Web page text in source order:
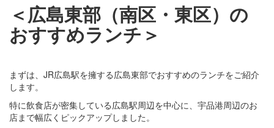
＜広島東部（南区・東区）の
おすすめランチ＞
まずは、JR広島駅を擁する広島東部でおすすめのランチをご紹介
します。
特に飲食店が密集している広島駅周辺を中心に、宇品港周辺のお
店まで幅広くピックアップしました。